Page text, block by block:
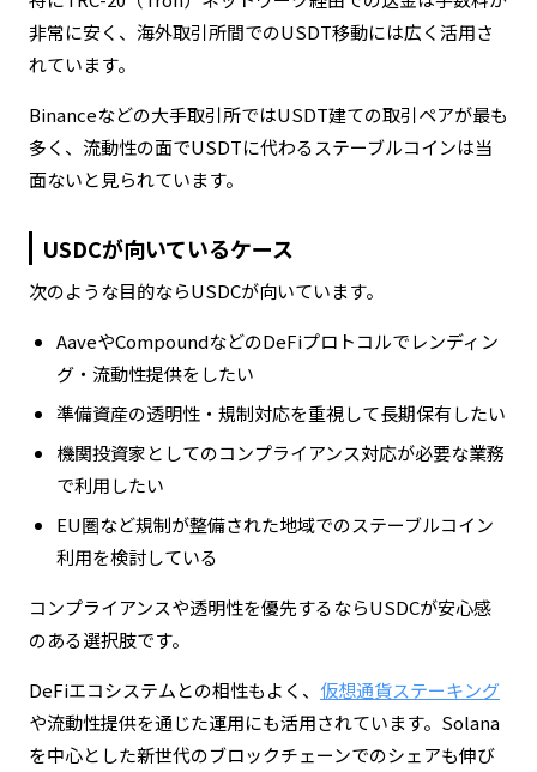
非常に安く、海外取引所間でのUSDT移動には広く活用さ
れています。
Binanceなどの大手取引所ではUSDT建ての取引ペアが最も
多く、流動性の面でUSDTに代わるステーブルコインは当
面ないと見られています。
USDCが向いているケース
次のような目的ならUSDCが向いています。
AaveやCompoundなどのDeFiプロトコルでレンディン
グ・流動性提供をしたい
準備資産の透明性・規制対応を重視して長期保有したい
機関投資家としてのコンプライアンス対応が必要な業務
で利用したい
EU圏など規制が整備された地域でのステーブルコイン
利用を検討している
コンプライアンスや透明性を優先するならUSDCが安心感
のある選択肢です。
DeFiエコシステムとの相性もよく、 仮想通貨ステーキング
や流動性提供を通じた運用にも活用されています。Solana
を中心とした新世代のブロックチェーンでのシェアも伸び